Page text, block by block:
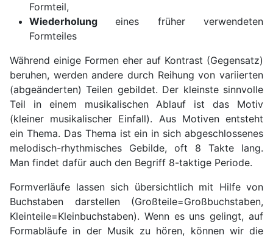
Formteil,
Wiederholungeines früher verwendeten
Formteiles
Während einige Formen eher auf Kontrast (Gegensatz)
beruhen, werden andere durch Reihung von variierten
(abgeänderten) Teilen gebildet. Der kleinste sinnvolle
Teil in einem musikalischen Ablauf ist das Motiv
(kleiner musikalischer Einfall). Aus Motiven entsteht
ein Thema. Das Thema ist ein in sich abgeschlossenes
melodisch-rhythmisches Gebilde, oft 8 Takte lang.
Man findet dafür auch den Begriff 8-taktige Periode.
Formverläufe lassen sich übersichtlich mit Hilfe von
Buchstaben darstellen (Großteile=Großbuchstaben,
Kleinteile=Kleinbuchstaben). Wenn es uns gelingt, auf
Formabläufe in der Musik zu hören, können wir die